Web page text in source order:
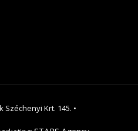
Széchenyi Krt. 145. •